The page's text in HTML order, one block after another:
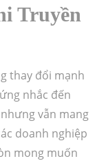
Truyền
thay đổi mạnh
nhắc đến
vẫn mang
doanh nghiệp
mong muốn